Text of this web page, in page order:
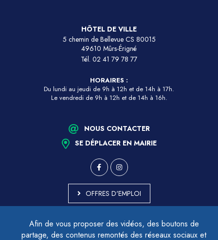
Afin de vous proposer des vidéos, des boutons de
partage, des contenus remontés des réseaux sociaux et
HÔTEL DE VILLE
5 chemin de Bellevue CS 80015
49610 Mûrs-Érigné
Tél. 02 41 79 78 77
HORAIRES :
Du lundi au jeudi de 9h à 12h et de 14h à 17h.
Le vendredi de 9h à 12h et de 14h à 16h.
NOUS CONTACTER
SE DÉPLACER EN MAIRIE
OFFRES D'EMPLOI
ACCESSIBILITÉ - PARTIELLEMENT CONFORME
PLAN DU SITE